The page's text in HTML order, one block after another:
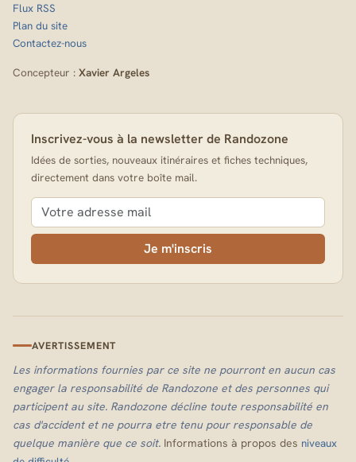
Flux RSS
Plan du site
Contactez-nous
Concepteur : Xavier Argeles
Inscrivez-vous à la newsletter de Randozone
Idées de sorties, nouveaux itinéraires et fiches techniques,
directement dans votre boîte mail.
Je m'inscris
AVERTISSEMENT
Les informations fournies par ce site ne pourront en aucun cas
engager la responsabilité de Randozone et des personnes qui
participent au site. Randozone décline toute responsabilité en
cas d'accident et ne pourra etre tenu pour responsable de
quelque manière que ce soit. Informations à propos des niveaux